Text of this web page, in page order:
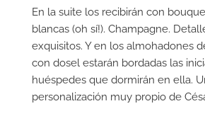
En la suite los recibirán con
blancas (oh sí!). Champagne.
exquisitos. Y en los almohadones
con dosel estarán bordadas las
huéspedes que dormirán en ella.
personalización muy propio de